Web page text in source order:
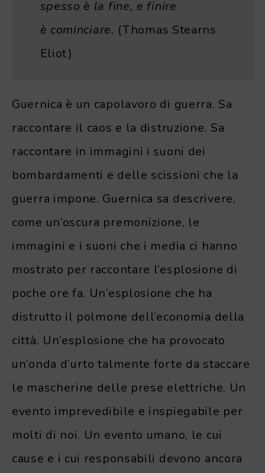
spesso è la fine, e finire
è cominciare. (Thomas Stearns
Eliot)
Guernica è un capolavoro di guerra. Sa
raccontare il caos e la distruzione. Sa
raccontare in immagini i suoni dei
bombardamenti e delle scissioni che la
guerra impone. Guernica sa descrivere,
come un’oscura premonizione, le
immagini e i suoni che i media ci hanno
mostrato per raccontare l’esplosione di
poche ore fa. Un’esplosione che ha
distrutto il polmone dell’economia della
città. Un’esplosione che ha provocato
un’onda d’urto talmente forte da staccare
le mascherine delle prese elettriche. Un
evento imprevedibile e inspiegabile per
molti di noi. Un evento umano, le cui
cause e i cui responsabili devono ancora